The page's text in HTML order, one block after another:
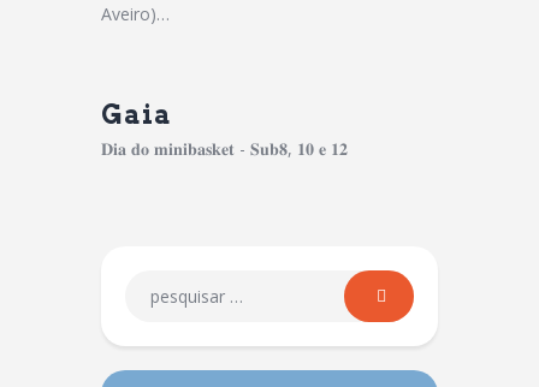
Aveiro)…
Gaia
𝐃𝐢𝐚 𝐝𝐨 𝐦𝐢𝐧𝐢𝐛𝐚𝐬𝐤𝐞𝐭 - 𝐒𝐮𝐛𝟖, 𝟏𝟎 𝐞 𝟏𝟐